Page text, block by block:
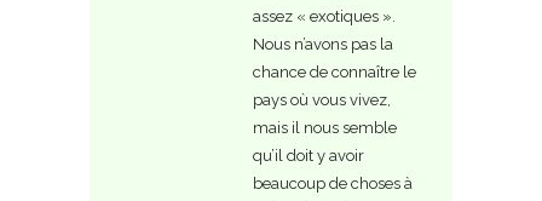
assez « exotiques ».
Nous n’avons pas la
chance de connaître le
pays où vous vivez,
mais il nous semble
qu’il doit y avoir
beaucoup de choses à